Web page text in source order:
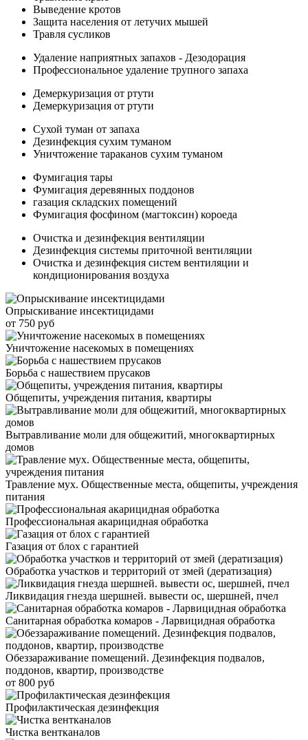
Выведение кротов
Защита населения от летучих мышей
Травля сусликов
Удаление наприятных запахов - Дезодорация
Профессиональное удаление трупного запаха
Демеркуризация от ртути
Демеркуризация от ртути
Сухой туман от запаха
Дезинфекция сухим туманом
Уничтожение тараканов сухим туманом
Фумигация тары
Фумигация деревянных поддонов
газация складских помещений
Фумигация фосфином (магтоксин) короеда
Очистка и дезинфекция вентиляции
Дезинфекция системы приточной вентиляции
Очистка и дезинфекция систем вентиляции и
кондиционирования воздуха
Опрыскивание инсектицидами
от 750 руб
Уничтожение насекомых в помещениях
Борьба с нашествием прусаков
Общепиты, учреждения питания, квартиры
Вытравливание моли для общежитий, многоквартирных
домов
Травление мух. Общественные места, общепиты, учреждения
питания
Профессиональная акарицидная обработка
Газация от блох с гарантией
Обработка участков и территорий от змей (дератизация)
Ликвидация гнезда шершней. вывести ос, шершней, пчел
Санитарная обработка комаров - Ларвицидная обработка
Обеззараживание помещений. Дезинфекция подвалов,
поддонов, квартир, производстве
от 800 руб
Профилактическая дезинфекция
Чистка вентканалов